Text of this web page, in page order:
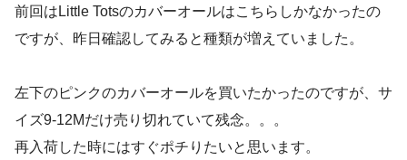
前回はLittle Totsのカバーオールはこちらしかなかったの
ですが、昨日確認してみると種類が増えていました。
左下のピンクのカバーオールを買いたかったのですが、サ
イズ9-12Mだけ売り切れていて残念。。。
再入荷した時にはすぐポチりたいと思います。